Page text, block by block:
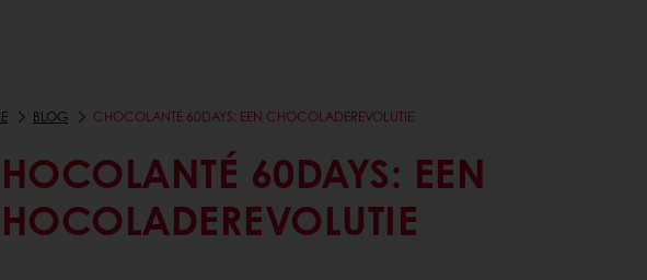
BLOG CHOCOLANTÉ 60DAYS: EEN CHOCOLADEREVOLUTIE
60DAYS: EEN